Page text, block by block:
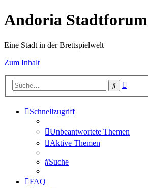
Andoria Stadtforum
Eine Stadt in der Brettspielwelt
Zum Inhalt
Suche
Schnellzugriff
Unbeantwortete Themen
Aktive Themen
Suche
FAQ